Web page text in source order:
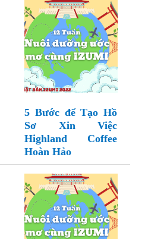
5 Bước để Tạo Hồ
Sơ Xin Việc
Highland Coffee
Hoàn Hảo